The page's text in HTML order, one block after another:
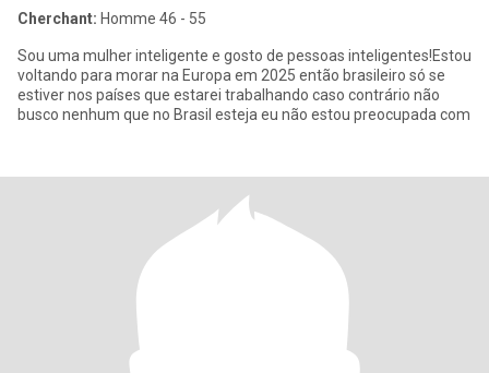
Cherchant: Homme 46 - 55
Sou uma mulher inteligente e gosto de pessoas inteligentes!Estou
voltando para morar na Europa em 2025 então brasileiro só se
estiver nos países que estarei trabalhando caso contrário não
busco nenhum que no Brasil esteja eu não estou preocupada com